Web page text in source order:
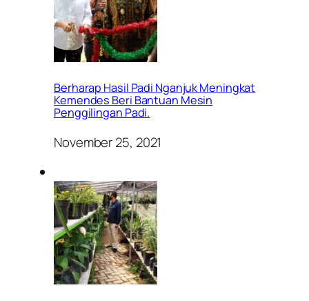
Berharap Hasil Padi Nganjuk Meningkat
Kemendes Beri Bantuan Mesin
Penggilingan Padi.
November 25, 2021